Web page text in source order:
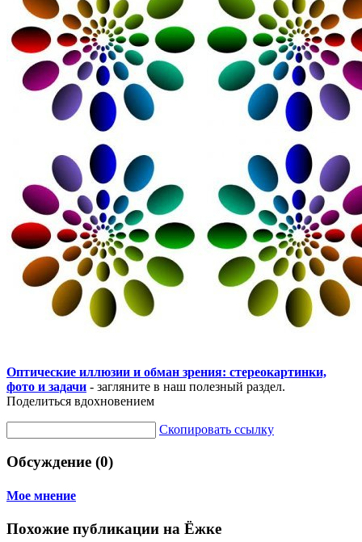
Оптические иллюзии и обман зрения: стереокартинки,
фото и задачи - загляните в наш полезный раздел.
Поделиться вдохновением
Скопировать ссылку
Обсуждение (0)
Мое мнение
Похожие публикации на Ёжке